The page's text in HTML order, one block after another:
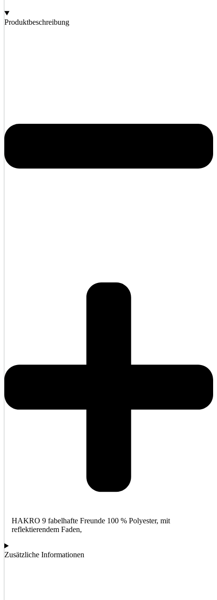
Produktbeschreibung
HAKRO 9 fabelhafte Freunde 100 % Polyester, mit
reflektierendem Faden,
Zusätzliche Informationen